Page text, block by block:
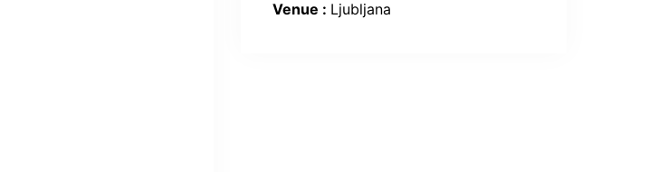
Venue : Ljubljana